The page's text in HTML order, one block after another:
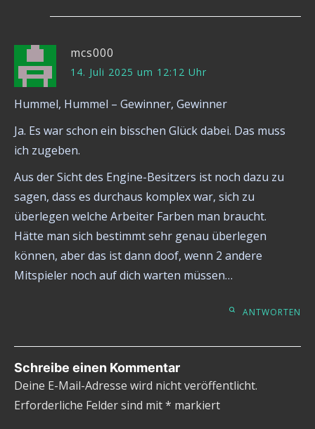
mcs000
14. Juli 2025 um 12:12 Uhr
Hummel, Hummel – Gewinner, Gewinner
Ja. Es war schon ein bisschen Glück dabei. Das muss
ich zugeben.
Aus der Sicht des Engine-Besitzers ist noch dazu zu
sagen, dass es durchaus komplex war, sich zu
überlegen welche Arbeiter Farben man braucht.
Hätte man sich bestimmt sehr genau überlegen
können, aber das ist dann doof, wenn 2 andere
Mitspieler noch auf dich warten müssen…
ANTWORTEN
Schreibe einen Kommentar
Deine E-Mail-Adresse wird nicht veröffentlicht.
Erforderliche Felder sind mit* markiert